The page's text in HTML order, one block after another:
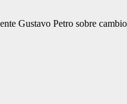
Gustavo Petro sobre